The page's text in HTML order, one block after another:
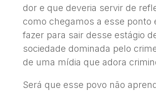
dor e que deveria servir de
como chegamos a esse ponto
fazer para sair desse estágio
sociedade dominada pelo
de uma mídia que adora
Será que esse povo não